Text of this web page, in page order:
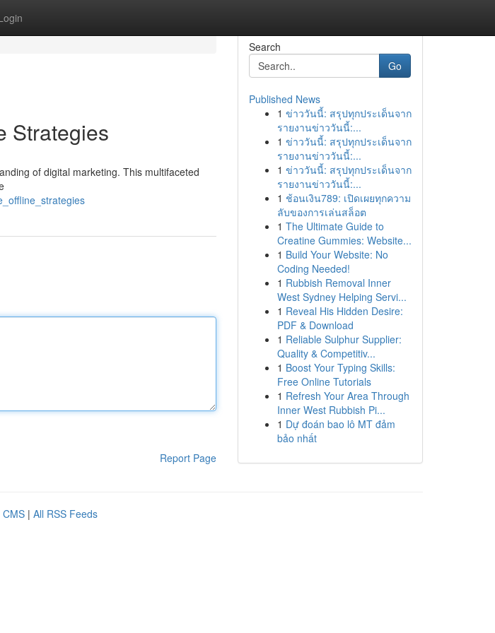
Strategies
of digital marketing. This multifaceted
Report Page
Search
Go
Published News
1 ข่าววันนี้: สรุปทุกประเด็นจาก
รายงานข่าววันนี้:...
1 ข่าววันนี้: สรุปทุกประเด็นจาก
รายงานข่าววันนี้:...
1 ข่าววันนี้: สรุปทุกประเด็นจาก
รายงานข่าววันนี้:...
1 ช้อนเงิน789: เปิดเผยทุกความ
ลับของการเล่นสล็อต
1 The Ultimate Guide to
Creatine Gummies: Website...
1 Build Your Website: No
Coding Needed!
1 Rubbish Removal Inner
West Sydney Helping Servi...
1 Reveal His Hidden Desire:
PDF & Download
1 Reliable Sulphur Supplier:
Quality & Competitiv...
1 Boost Your Typing Skills:
Free Online Tutorials
1 Refresh Your Area Through
Inner West Rubbish Pi...
1 Dự đoán bao lô MT đảm
bảo nhất
CMS | All RSS Feeds